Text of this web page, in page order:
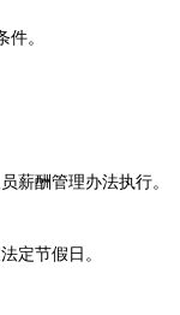
。
酬管理办法执行。
节假日。